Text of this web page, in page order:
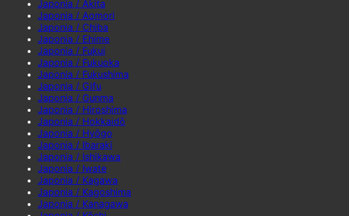
Japonia / Akita
Japonia / Aomori
Japonia / Chiba
Japonia / Ehime
Japonia / Fukui
Japonia / Fukuoka
Japonia / Fukushima
Japonia / Gifu
Japonia / Gunma
Japonia / Hiroshima
Japonia / Hokkaidō
Japonia / Hyōgo
Japonia / Ibaraki
Japonia / Ishikawa
Japonia / Iwate
Japonia / Kagawa
Japonia / Kagoshima
Japonia / Kanagawa